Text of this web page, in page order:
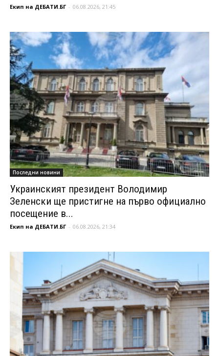
Екип на ДЕБАТИ.БГ - 06.08.2026, 21:45
Последни новини
Украинският президент Володимир
Зеленски ще пристигне на първо официално
посещение в...
Екип на ДЕБАТИ.БГ - 06.08.2026, 21:34